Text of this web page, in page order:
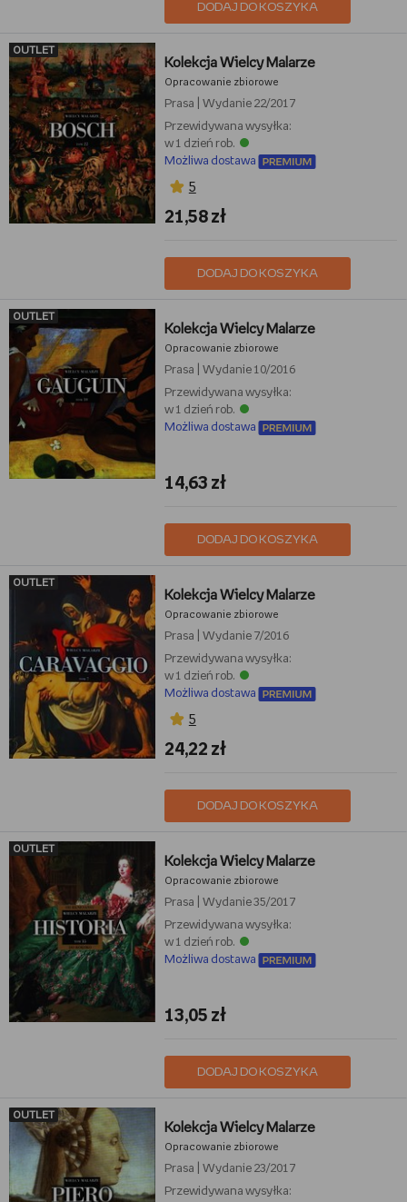
DODAJ DO KOSZYKA
OUTLET
Kolekcja Wielcy Malarze
Opracowanie zbiorowe
Prasa
Wydanie 22/2017
Przewidywana wysyłka:
w 1 dzień rob.
Możliwa dostawa
5
21,58 zł
DODAJ DO KOSZYKA
OUTLET
Kolekcja Wielcy Malarze
Opracowanie zbiorowe
Prasa
Wydanie 10/2016
Przewidywana wysyłka:
w 1 dzień rob.
Możliwa dostawa
14,63 zł
DODAJ DO KOSZYKA
OUTLET
Kolekcja Wielcy Malarze
Opracowanie zbiorowe
Prasa
Wydanie 7/2016
Przewidywana wysyłka:
w 1 dzień rob.
Możliwa dostawa
5
24,22 zł
DODAJ DO KOSZYKA
OUTLET
Kolekcja Wielcy Malarze
Opracowanie zbiorowe
Prasa
Wydanie 35/2017
Przewidywana wysyłka:
w 1 dzień rob.
Możliwa dostawa
13,05 zł
DODAJ DO KOSZYKA
OUTLET
Kolekcja Wielcy Malarze
Opracowanie zbiorowe
Prasa
Wydanie 23/2017
Przewidywana wysyłka: